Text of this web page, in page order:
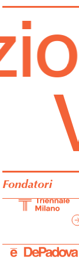
Fondatori